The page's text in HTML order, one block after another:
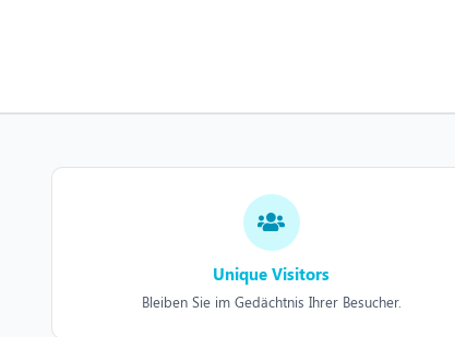
Unique Visitors
Bleiben Sie im Gedächtnis Ihrer Besucher.